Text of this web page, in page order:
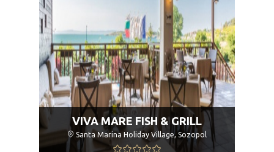
VIVA MARE FISH & GRILL
Santa Marina Holiday Village, Sozopol